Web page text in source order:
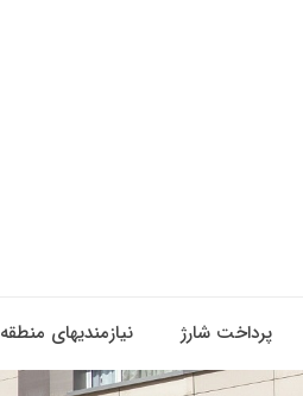
پرداخت شارژ نیازمندیهای منطقه ۲۲